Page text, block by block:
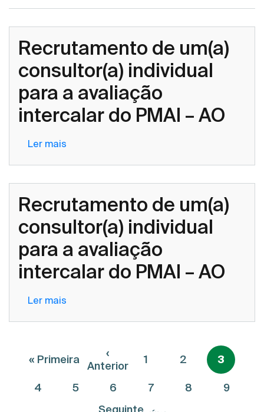
Recrutamento de um(a)
consultor(a) individual
para a avaliação
intercalar do PMAI – AO
Ler mais
consultor(a)
individual
para
a
intercalar
–
Recrutamento de um(a)
consultor(a) individual
para a avaliação
intercalar do PMAI – AO
Ler mais
consultor(a)
para
Paginação
« PrimeiraPrimeira página
‹
AnteriorPágina anterior
1 2 3
4 5 6 7 8 9